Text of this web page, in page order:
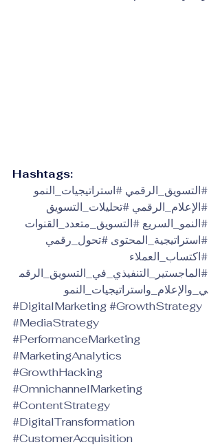
Hashtags:
#التسويق_الرقمي #استراتيجيات_النمو
#الإعلام_الرقمي #تحليلات_التسويق
#النمو_السريع #التسويق_متعدد_القنوات
#استراتيجية_المحتوى #تحول_رقمي
#اكتساب_العملاء
#الماجستير_التنفيذي_في_التسويق_الرقم
ي_والإعلام_واستراتيجيات_النمو
#DigitalMarketing#GrowthStrategy
#MediaStrategy
#PerformanceMarketing
#MarketingAnalytics
#GrowthHacking
#OmnichannelMarketing
#ContentStrategy
#DigitalTransformation
#CustomerAcquisition